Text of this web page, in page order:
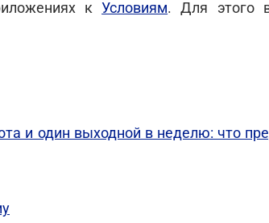
кУсловиям. Для этого
и один выходной в неделю: что